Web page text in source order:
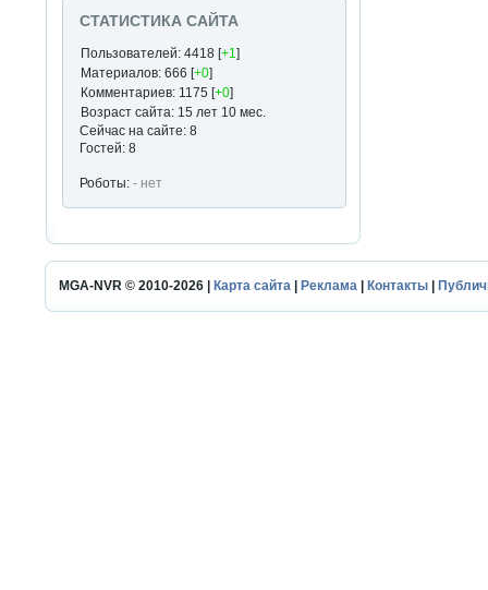
СТАТИСТИКА САЙТА
Пользователей: 4418 [+1]
Материалов: 666 [+0]
Комментариев: 1175 [+0]
Возраст сайта: 15 лет 10 мес.
Сейчас на сайте: 8
Гостей: 8
Роботы:- нет
MGA-NVR © 2010-2026 | Карта сайта Реклама Контакты